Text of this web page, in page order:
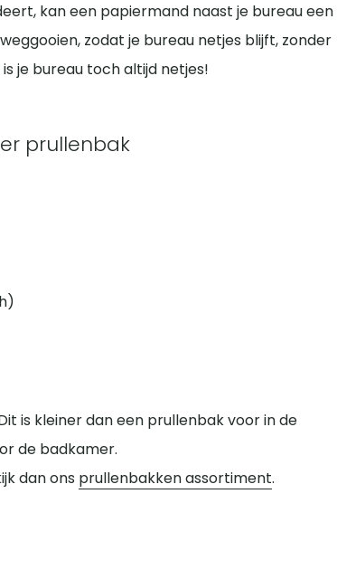
kan een papiermand naast je bureau een
zodat je bureau netjes blijft, zonder
je bureau toch altijd netjes!
prullenbak
is kleiner dan een prullenbak voor in de
de badkamer.
dan ons prullenbakken assortiment.